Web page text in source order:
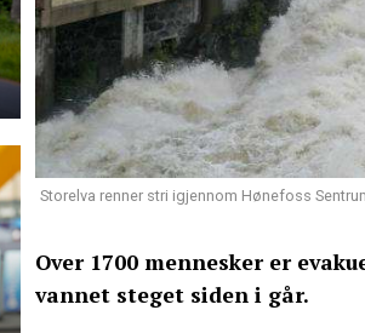
Storelva renner stri igjennom Hønefoss
Over 1700 mennesker er
vannet steget siden i går.